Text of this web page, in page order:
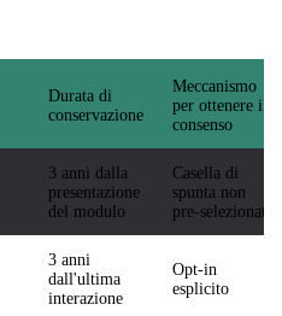
Durata di
conservazione
Meccanismo
per ottenere il
consenso
3 anni dalla
presentazione
del modulo
Casella di
spunta non
pre-selezionata
3 anni
dall'ultima
interazione
Opt-in
esplicito